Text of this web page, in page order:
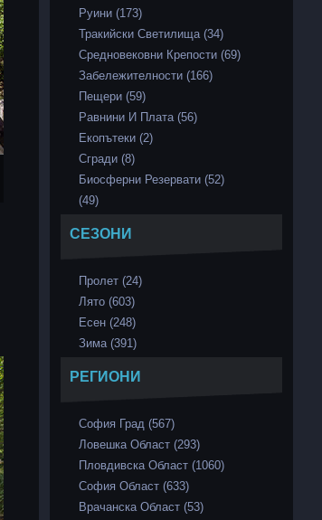
Руини (173)
Тракийски Светилища (34)
Средновековни Крепости (69)
Забележителности (166)
Пещери (59)
Равнини И Плата (56)
Екопътеки (2)
Сгради (8)
Биосферни Резервати (52)
(49)
СЕЗОНИ
Пролет (24)
Лято (603)
Есен (248)
Зима (391)
РЕГИОНИ
София Град (567)
Ловешка Област (293)
Пловдивска Област (1060)
София Област (633)
Врачанска Област (53)